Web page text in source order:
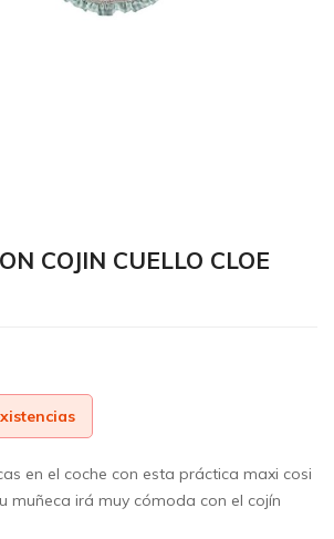
COJIN CUELLO CLOE
en el coche con esta práctica maxi cosi
muñeca irá muy cómoda con el cojín